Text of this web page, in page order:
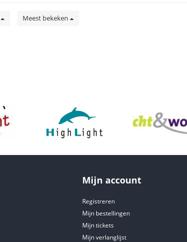
Meest bekeken
Mijn account
Registreren
Mijn bestellingen
Mijn tickets
Mijn verlanglijst